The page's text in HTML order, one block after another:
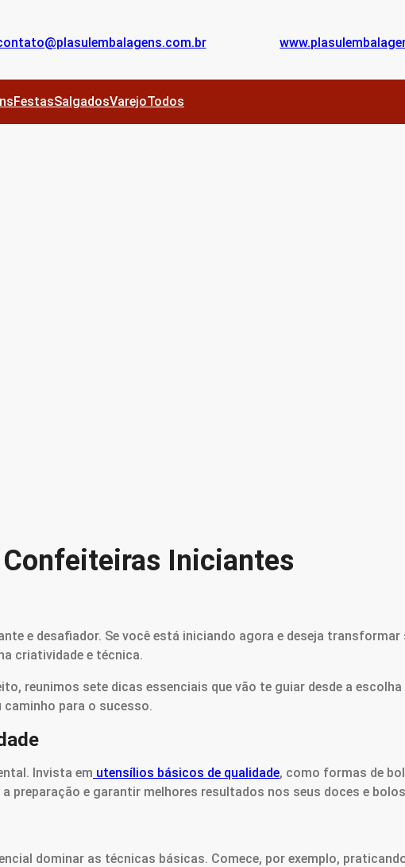
plasulembalagens.com.br www.
FestasSalgadosVarejoTodos
Iniciantes
e desafiador. Se você está iniciando agora e deseja
criatividade e técnica.
reunimos sete dicas essenciais que vão te guiar desde a
para o sucesso.
Invista em utensílios básicos de qualidade, como formas de
preparação e garantir melhores resultados nos seus doces e
dominar as técnicas básicas. Comece, por exemplo,